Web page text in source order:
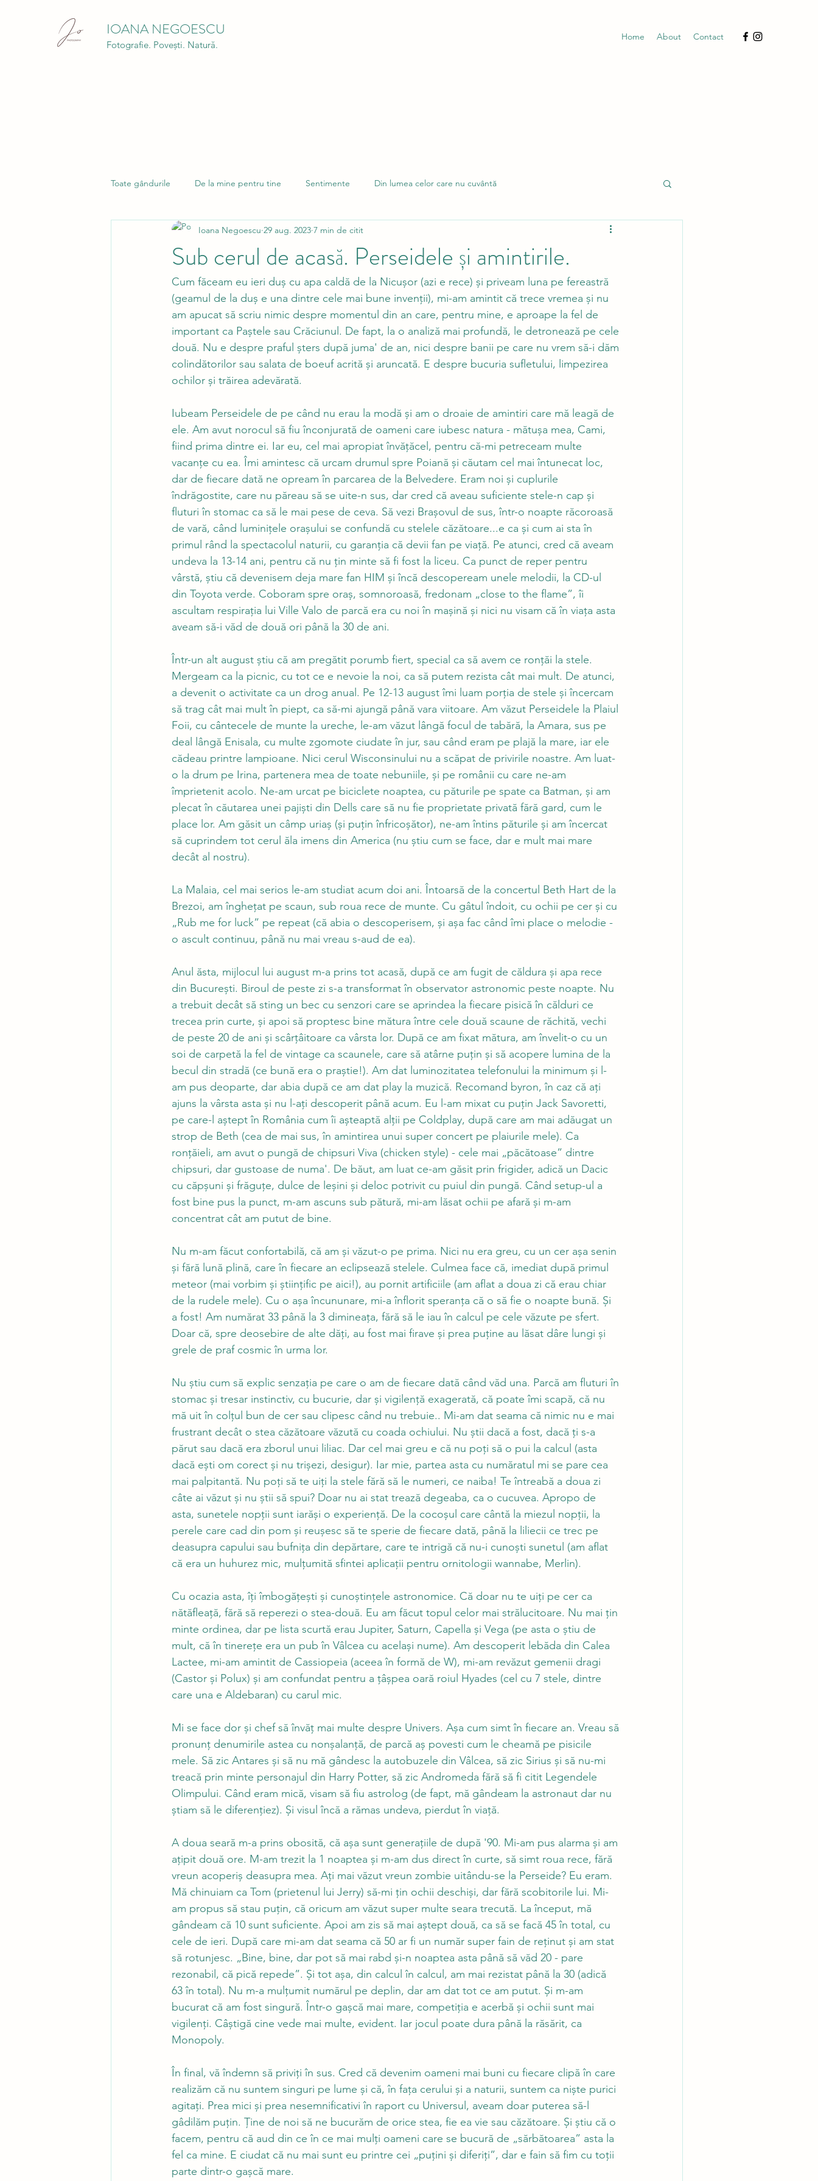
IOANA NEGOESCU
Fotografie. Povești. Natură.
Home About Contact
Toate gândurile De la mine pentru tine Sentimente Din lumea celor care nu cuvântă
Sub cerul de acasă. Perseidele și amintirile.
Ioana Negoescu 29 aug. 2023 7 min de citit
Cum făceam eu ieri duș cu apa caldă de la Nicușor (azi e rece) și priveam luna pe fereastră
(geamul de la duș e una dintre cele mai bune invenții), mi-am amintit că trece vremea și nu
am apucat să scriu nimic despre momentul din an care, pentru mine, e aproape la fel de
important ca Paștele sau Crăciunul. De fapt, la o analiză mai profundă, le detronează pe cele
două. Nu e despre praful șters după juma' de an, nici despre banii pe care nu vrem să-i dăm
colindătorilor sau salata de boeuf acrită și aruncată. E despre bucuria sufletului, limpezirea
ochilor și trăirea adevărată.
Iubeam Perseidele de pe când nu erau la modă și am o droaie de amintiri care mă leagă de
ele. Am avut norocul să fiu înconjurată de oameni care iubesc natura - mătușa mea, Cami,
fiind prima dintre ei. Iar eu, cel mai apropiat învățăcel, pentru că-mi petreceam multe
vacanțe cu ea. Îmi amintesc că urcam drumul spre Poiană și căutam cel mai întunecat loc,
dar de fiecare dată ne opream în parcarea de la Belvedere. Eram noi și cuplurile
îndrăgostite, care nu păreau să se uite-n sus, dar cred că aveau suficiente stele-n cap și
fluturi în stomac ca să le mai pese de ceva. Să vezi Brașovul de sus, într-o noapte răcoroasă
de vară, când luminițele orașului se confundă cu stelele căzătoare...e ca și cum ai sta în
primul rând la spectacolul naturii, cu garanția că devii fan pe viață. Pe atunci, cred că aveam
undeva la 13-14 ani, pentru că nu țin minte să fi fost la liceu. Ca punct de reper pentru
vârstă, știu că devenisem deja mare fan HIM și încă descopeream unele melodii, la CD-ul
din Toyota verde. Coboram spre oraș, somnoroasă, fredonam „close to the flame”, îi
ascultam respirația lui Ville Valo de parcă era cu noi în mașină și nici nu visam că în viața asta
aveam să-i văd de două ori până la 30 de ani.
Într-un alt august știu că am pregătit porumb fiert, special ca să avem ce ronțăi la stele.
Mergeam ca la picnic, cu tot ce e nevoie la noi, ca să putem rezista cât mai mult. De atunci,
a devenit o activitate ca un drog anual. Pe 12-13 august îmi luam porția de stele și încercam
să trag cât mai mult în piept, ca să-mi ajungă până vara viitoare. Am văzut Perseidele la Plaiul
Foii, cu cântecele de munte la ureche, le-am văzut lângă focul de tabără, la Amara, sus pe
deal lângă Enisala, cu multe zgomote ciudate în jur, sau când eram pe plajă la mare, iar ele
cădeau printre lampioane. Nici cerul Wisconsinului nu a scăpat de privirile noastre. Am luat-
o la drum pe Irina, partenera mea de toate nebuniile, și pe românii cu care ne-am
împrietenit acolo. Ne-am urcat pe biciclete noaptea, cu păturile pe spate ca Batman, și am
plecat în căutarea unei pajiști din Dells care să nu fie proprietate privată fără gard, cum le
place lor. Am găsit un câmp uriaș (și puțin înfricoșător), ne-am întins păturile și am încercat
să cuprindem tot cerul ăla imens din America (nu știu cum se face, dar e mult mai mare
decât al nostru).
La Malaia, cel mai serios le-am studiat acum doi ani. Întoarsă de la concertul Beth Hart de la
Brezoi, am înghețat pe scaun, sub roua rece de munte. Cu gâtul îndoit, cu ochii pe cer și cu
„Rub me for luck” pe repeat (că abia o descoperisem, și așa fac când îmi place o melodie -
o ascult continuu, până nu mai vreau s-aud de ea).
Anul ăsta, mijlocul lui august m-a prins tot acasă, după ce am fugit de căldura și apa rece
din București. Biroul de peste zi s-a transformat în observator astronomic peste noapte. Nu
a trebuit decât să sting un bec cu senzori care se aprindea la fiecare pisică în călduri ce
trecea prin curte, și apoi să proptesc bine mătura între cele două scaune de răchită, vechi
de peste 20 de ani și scârțâitoare ca vârsta lor. După ce am fixat mătura, am învelit-o cu un
soi de carpetă la fel de vintage ca scaunele, care să atârne puțin și să acopere lumina de la
becul din stradă (ce bună era o praștie!). Am dat luminozitatea telefonului la minimum și l-
am pus deoparte, dar abia după ce am dat play la muzică. Recomand byron, în caz că ați
ajuns la vârsta asta și nu l-ați descoperit până acum. Eu l-am mixat cu puțin Jack Savoretti,
pe care-l aștept în România cum îi așteaptă alții pe Coldplay, după care am mai adăugat un
strop de Beth (cea de mai sus, în amintirea unui super concert pe plaiurile mele). Ca
ronțăieli, am avut o pungă de chipsuri Viva (chicken style) - cele mai „păcătoase” dintre
chipsuri, dar gustoase de numa'. De băut, am luat ce-am găsit prin frigider, adică un Dacic
cu căpșuni și frăguțe, dulce de leșini și deloc potrivit cu puiul din pungă. Când setup-ul a
fost bine pus la punct, m-am ascuns sub pătură, mi-am lăsat ochii pe afară și m-am
concentrat cât am putut de bine.
Nu m-am făcut confortabilă, că am și văzut-o pe prima. Nici nu era greu, cu un cer așa senin
și fără lună plină, care în fiecare an eclipsează stelele. Culmea face că, imediat după primul
meteor (mai vorbim și științific pe aici!), au pornit artificiile (am aflat a doua zi că erau chiar
de la rudele mele). Cu o așa încununare, mi-a înflorit speranța că o să fie o noapte bună. Și
a fost! Am numărat 33 până la 3 dimineața, fără să le iau în calcul pe cele văzute pe sfert.
Doar că, spre deosebire de alte dăți, au fost mai firave și prea puține au lăsat dâre lungi și
grele de praf cosmic în urma lor.
Nu știu cum să explic senzația pe care o am de fiecare dată când văd una. Parcă am fluturi în
stomac și tresar instinctiv, cu bucurie, dar și vigilență exagerată, că poate îmi scapă, că nu
mă uit în colțul bun de cer sau clipesc când nu trebuie.. Mi-am dat seama că nimic nu e mai
frustrant decât o stea căzătoare văzută cu coada ochiului. Nu știi dacă a fost, dacă ți s-a
părut sau dacă era zborul unui liliac. Dar cel mai greu e că nu poți să o pui la calcul (asta
dacă ești om corect și nu trișezi, desigur). Iar mie, partea asta cu număratul mi se pare cea
mai palpitantă. Nu poți să te uiți la stele fără să le numeri, ce naiba! Te întreabă a doua zi
câte ai văzut și nu știi să spui? Doar nu ai stat trează degeaba, ca o cucuvea. Apropo de
asta, sunetele nopții sunt iarăși o experiență. De la cocoșul care cântă la miezul nopții, la
perele care cad din pom și reușesc să te sperie de fiecare dată, până la liliecii ce trec pe
deasupra capului sau bufnița din depărtare, care te intrigă că nu-i cunoști sunetul (am aflat
că era un huhurez mic, mulțumită sfintei aplicații pentru ornitologii wannabe, Merlin).
Cu ocazia asta, îți îmbogățești și cunoștințele astronomice. Că doar nu te uiți pe cer ca
nătăfleață, fără să reperezi o stea-două. Eu am făcut topul celor mai strălucitoare. Nu mai țin
minte ordinea, dar pe lista scurtă erau Jupiter, Saturn, Capella și Vega (pe asta o știu de
mult, că în tinerețe era un pub în Vâlcea cu același nume). Am descoperit lebăda din Calea
Lactee, mi-am amintit de Cassiopeia (aceea în formă de W), mi-am revăzut gemenii dragi
(Castor și Polux) și am confundat pentru a țâșpea oară roiul Hyades (cel cu 7 stele, dintre
care una e Aldebaran) cu carul mic.
Mi se face dor și chef să învăț mai multe despre Univers. Așa cum simt în fiecare an. Vreau să
pronunț denumirile astea cu nonșalanță, de parcă aș povesti cum le cheamă pe pisicile
mele. Să zic Antares și să nu mă gândesc la autobuzele din Vâlcea, să zic Sirius și să nu-mi
treacă prin minte personajul din Harry Potter, să zic Andromeda fără să fi citit Legendele
Olimpului. Când eram mică, visam să fiu astrolog (de fapt, mă gândeam la astronaut dar nu
știam să le diferențiez). Și visul încă a rămas undeva, pierdut în viață.
A doua seară m-a prins obosită, că așa sunt generațiile de după '90. Mi-am pus alarma și am
ațipit două ore. M-am trezit la 1 noaptea și m-am dus direct în curte, să simt roua rece, fără
vreun acoperiș deasupra mea. Ați mai văzut vreun zombie uitându-se la Perseide? Eu eram.
Mă chinuiam ca Tom (prietenul lui Jerry) să-mi țin ochii deschiși, dar fără scobitorile lui. Mi-
am propus să stau puțin, că oricum am văzut super multe seara trecută. La început, mă
gândeam că 10 sunt suficiente. Apoi am zis să mai aștept două, ca să se facă 45 în total, cu
cele de ieri. După care mi-am dat seama că 50 ar fi un număr super fain de reținut și am stat
să rotunjesc. „Bine, bine, dar pot să mai rabd și-n noaptea asta până să văd 20 - pare
rezonabil, că pică repede”. Și tot așa, din calcul în calcul, am mai rezistat până la 30 (adică
63 în total). Nu m-a mulțumit numărul pe deplin, dar am dat tot ce am putut. Și m-am
bucurat că am fost singură. Într-o gașcă mai mare, competiția e acerbă și ochii sunt mai
vigilenți. Câștigă cine vede mai multe, evident. Iar jocul poate dura până la răsărit, ca
Monopoly.
În final, vă îndemn să priviți în sus. Cred că devenim oameni mai buni cu fiecare clipă în care
realizăm că nu suntem singuri pe lume și că, în fața cerului și a naturii, suntem ca niște purici
agitați. Prea mici și prea nesemnificativi în raport cu Universul, aveam doar puterea să-l
gâdilăm puțin. Ține de noi să ne bucurăm de orice stea, fie ea vie sau căzătoare. Și știu că o
facem, pentru că aud din ce în ce mai mulți oameni care se bucură de „sărbătoarea” asta la
fel ca mine. E ciudat că nu mai sunt eu printre cei „puțini și diferiți”, dar e fain să fim cu toții
parte dintr-o gașcă mare.